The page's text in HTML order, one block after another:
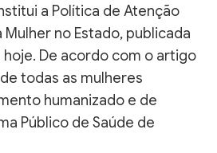
a Política de Atenção
Mulher no Estado, publicada
De acordo com o artigo
todas as mulheres
humanizado e de
Público de Saúde de